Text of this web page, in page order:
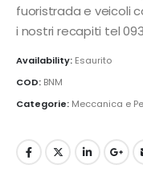
fuoristrada e veicoli
i nostri recapiti tel
Availability: Esaurito
COD: BNM
Categorie: Meccanica e